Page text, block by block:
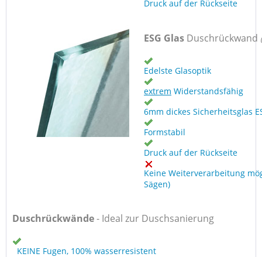
Druck auf der Rückseite
ESG Glas Duschrückwand
Edelste Glasoptik
extrem Widerstandsfähig
6mm dickes Sicherheitsglas
Formstabil
Druck auf der Rückseite
Keine Weiterverarbeitung
Sägen)
Duschrückwände- Ideal zur Duschsanierung
KEINE Fugen, 100% wasserresistent